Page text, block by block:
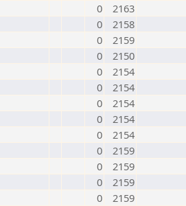
0
2163
0
2158
0
2159
0
2150
0
2154
0
2154
0
2154
0
2154
0
2154
0
2159
0
2159
0
2159
0
2159